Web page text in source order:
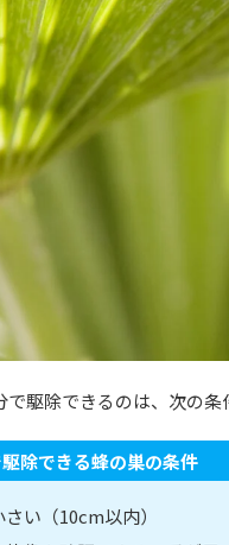
駆除できるのは、次の条
除できる蜂の巣の条件
い（10cm以内）